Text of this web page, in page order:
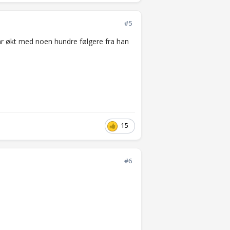
#5
økt med noen hundre følgere fra han
15
#6